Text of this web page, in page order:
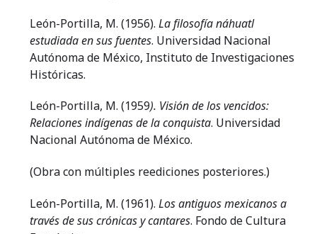
León-Portilla, M. (1956). La filosofía náhuatl
estudiada en sus fuentes. Universidad Nacional
Autónoma de México, Instituto de Investigaciones
Históricas.
León-Portilla, M. (1959). Visión de los vencidos:
Relaciones indígenas de la conquista. Universidad
Nacional Autónoma de México.
(Obra con múltiples reediciones posteriores.)
León-Portilla, M. (1961). Los antiguos mexicanos a
través de sus crónicas y cantares. Fondo de Cultura